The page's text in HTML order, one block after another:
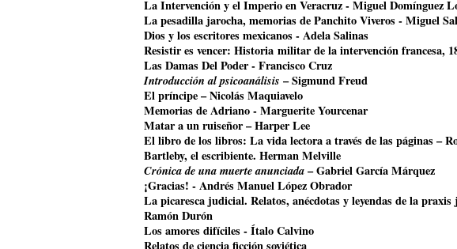
La Intervención y el Imperio en Veracruz - Miguel Domínguez
La pesadilla jarocha, memorias de Panchito Viveros - Miguel
Dios y los escritores mexicanos - Adela Salinas
Resistir es vencer: Historia militar de la intervención francesa,
Las Damas Del Poder - Francisco Cruz
Introducción al psicoanálisis – Sigmund Freud
El príncipe – Nicolás Maquiavelo
Memorias de Adriano - Marguerite Yourcenar
Matar a un ruiseñor – Harper Lee
El libro de los libros: La vida lectora a través de las páginas –
Bartleby, el escribiente. Herman Melville
Crónica de una muerte anunciada– Gabriel García Márquez
¡Gracias! - Andrés Manuel López Obrador
La picaresca judicial. Relatos, anécdotas y leyendas de la
Ramón Durón
Los amores difíciles - Ítalo Calvino
Relatos de ciencia ficción soviética